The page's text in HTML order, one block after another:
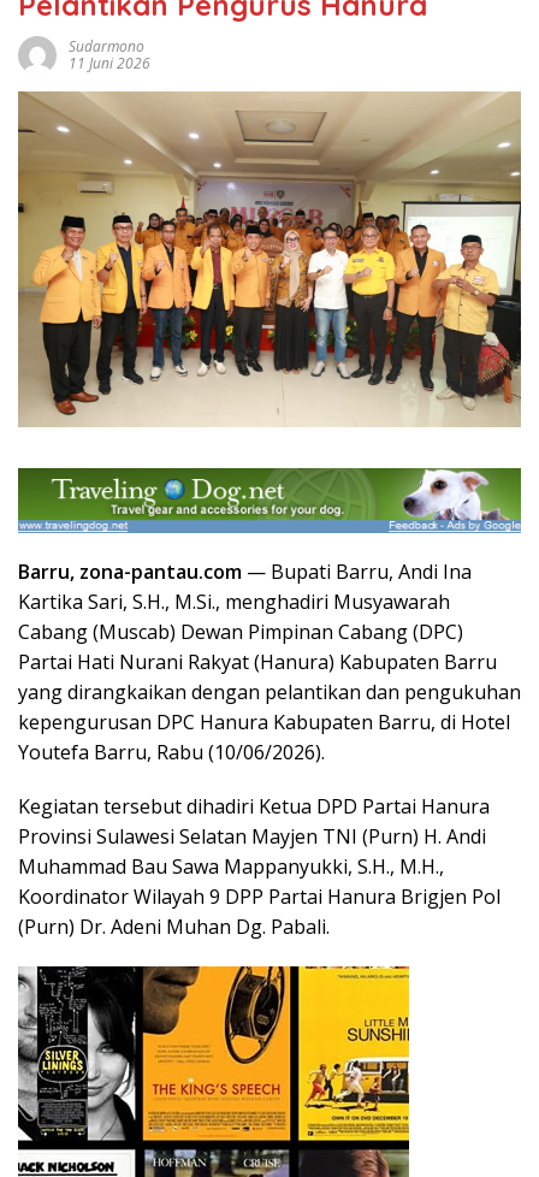
Sudarmono
11 Juni 2026
Barru, zona-pantau.com — Bupati Barru, Andi Ina
Kartika Sari, S.H., M.Si., menghadiri Musyawarah
Cabang (Muscab) Dewan Pimpinan Cabang (DPC)
Partai Hati Nurani Rakyat (Hanura) Kabupaten Barru
yang dirangkaikan dengan pelantikan dan pengukuhan
kepengurusan DPC Hanura Kabupaten Barru, di Hotel
Youtefa Barru, Rabu (10/06/2026).
Kegiatan tersebut dihadiri Ketua DPD Partai Hanura
Provinsi Sulawesi Selatan Mayjen TNI (Purn) H. Andi
Muhammad Bau Sawa Mappanyukki, S.H., M.H.,
Koordinator Wilayah 9 DPP Partai Hanura Brigjen Pol
(Purn) Dr. Adeni Muhan Dg. Pabali.